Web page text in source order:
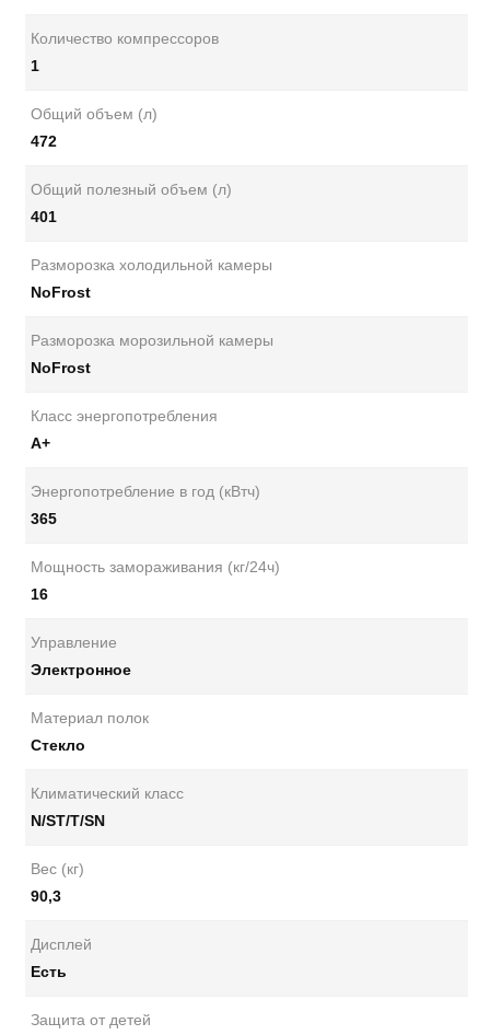
Количество компрессоров
1
Общий объем (л)
472
Общий полезный объем (л)
401
Разморозка холодильной камеры
NoFrost
Разморозка морозильной камеры
NoFrost
Класс энергопотребления
А+
Энергопотребление в год (кВтч)
365
Мощность замораживания (кг/24ч)
16
Управление
Электронное
Материал полок
Стекло
Климатический класс
N/ST/T/SN
Вес (кг)
90,3
Дисплей
Есть
Защита от детей